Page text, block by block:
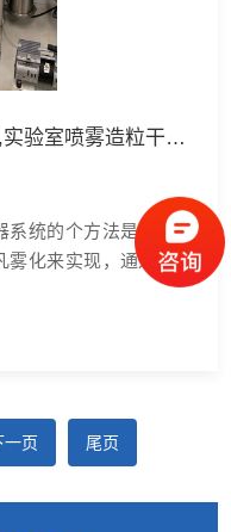
防腐蚀硝酸盐小型喷雾干燥机,实验室喷雾造粒干燥机
系统的个方法是在双流
雾化来实现，通过流体
互作用。在这种情况
的要求是非常高的。
畴内，能够完成这项工
一页 尾页